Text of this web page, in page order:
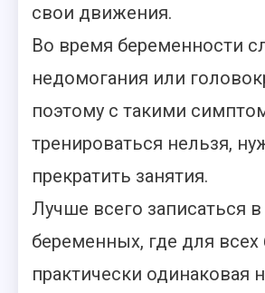
свои движения.
Во время беременности
недомогания или
поэтому с такими
тренироваться нельзя,
прекратить занятия.
Лучше всего записаться в
беременных, где для всех
практически одинаковая